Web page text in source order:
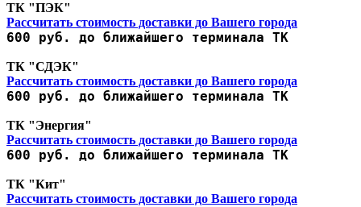
ТК "ПЭК"
Рассчитать стоимость доставки до Вашего города
600 руб. до ближайшего терминала ТК
ТК "СДЭК"
Рассчитать стоимость доставки до Вашего города
600 руб. до ближайшего терминала ТК
ТК "Энергия"
Рассчитать стоимость доставки до Вашего города
600 руб. до ближайшего терминала ТК
ТК "Кит"
Рассчитать стоимость доставки до Вашего города